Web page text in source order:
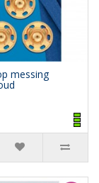
messing